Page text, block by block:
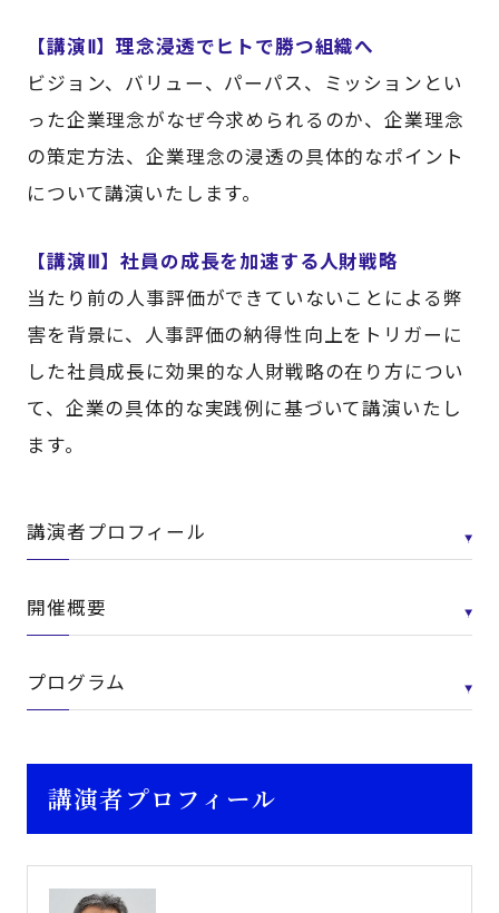
【講演Ⅱ】理念浸透でヒトで勝つ組織へ
ビジョン、バリュー、パーパス、ミッションとい
った企業理念がなぜ今求められるのか、企業理念
の策定方法、企業理念の浸透の具体的なポイント
について講演いたします。
【講演Ⅲ】社員の成長を加速する人財戦略
当たり前の人事評価ができていないことによる弊
害を背景に、人事評価の納得性向上をトリガーに
した社員成長に効果的な人財戦略の在り方につい
て、企業の具体的な実践例に基づいて講演いたし
ます。
講演者プロフィール
開催概要
プログラム
講演者プロフィール